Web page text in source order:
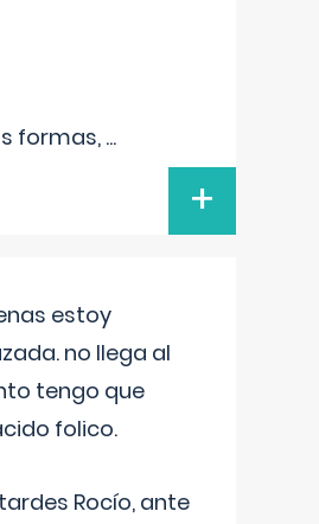
formas, ...
+
estoy
no llega al
tengo que
folico.
Rocío, ante